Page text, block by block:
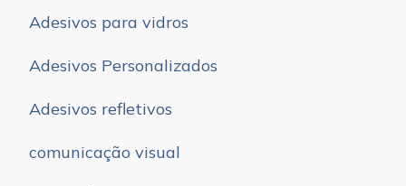
Adesivos para vidros
Adesivos Personalizados
Adesivos refletivos
comunicação visual